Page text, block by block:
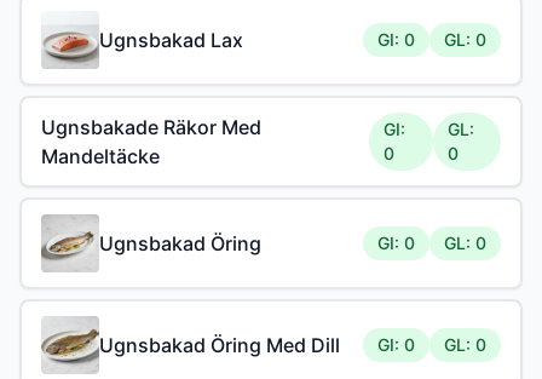
Ugnsbakad Lax GI: 0 GL: 0
Ugnsbakade Räkor Med
Mandeltäcke
GI:
0
GL:
0
Ugnsbakad Öring GI: 0 GL: 0
Ugnsbakad Öring Med Dill GI: 0 GL: 0